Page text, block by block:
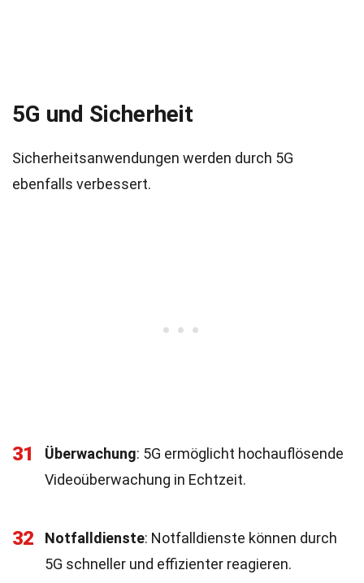
5G und Sicherheit
Sicherheitsanwendungen werden durch 5G
ebenfalls verbessert.
31 Überwachung: 5G ermöglicht hochauflösende
Videoüberwachung in Echtzeit.
32 Notfalldienste: Notfalldienste können durch
5G schneller und effizienter reagieren.